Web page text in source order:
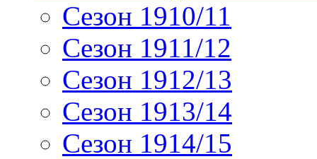
Сезон 1910/11
Сезон 1911/12
Сезон 1912/13
Сезон 1913/14
Сезон 1914/15